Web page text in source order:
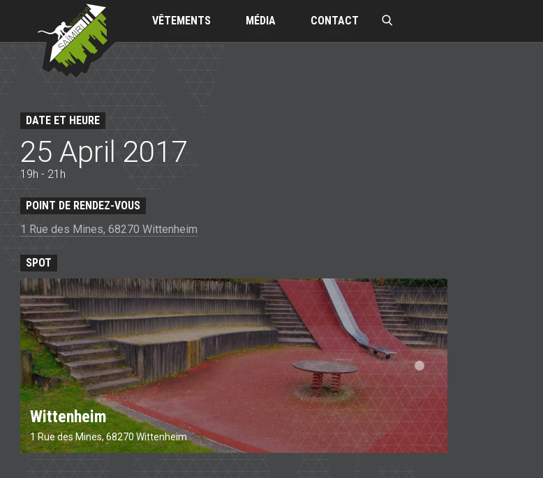
Parkour
VÊTEMENTS MÉDIA CONTACT
DATE ET HEURE
25 April 2017
19h - 21h
POINT DE RENDEZ-VOUS
1 Rue des Mines, 68270 Wittenheim
SPOT
Wittenheim
1 Rue des Mines, 68270 Wittenheim